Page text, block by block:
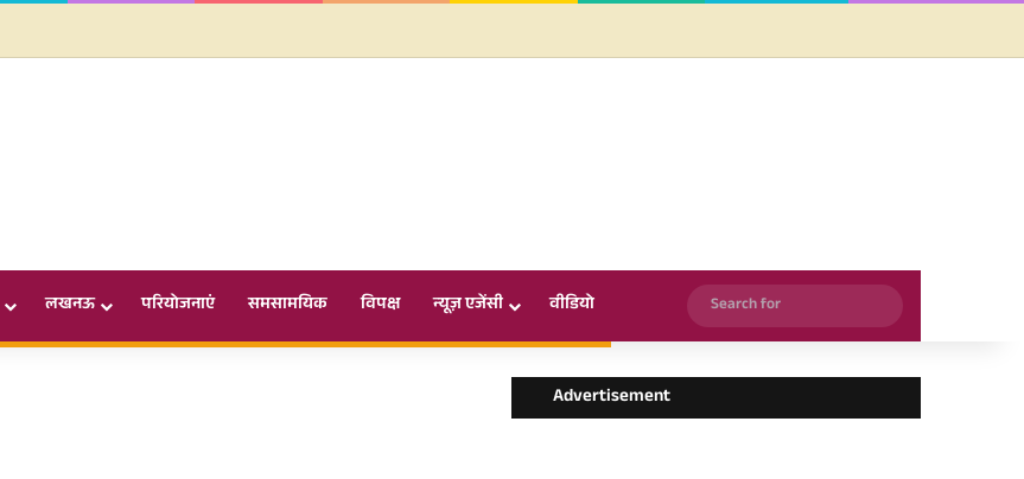
लखनऊ परियोजनाएं समसामयिक विपक्ष न्यूज़ एजेंसी वीडियो
Search
for
Advertisement